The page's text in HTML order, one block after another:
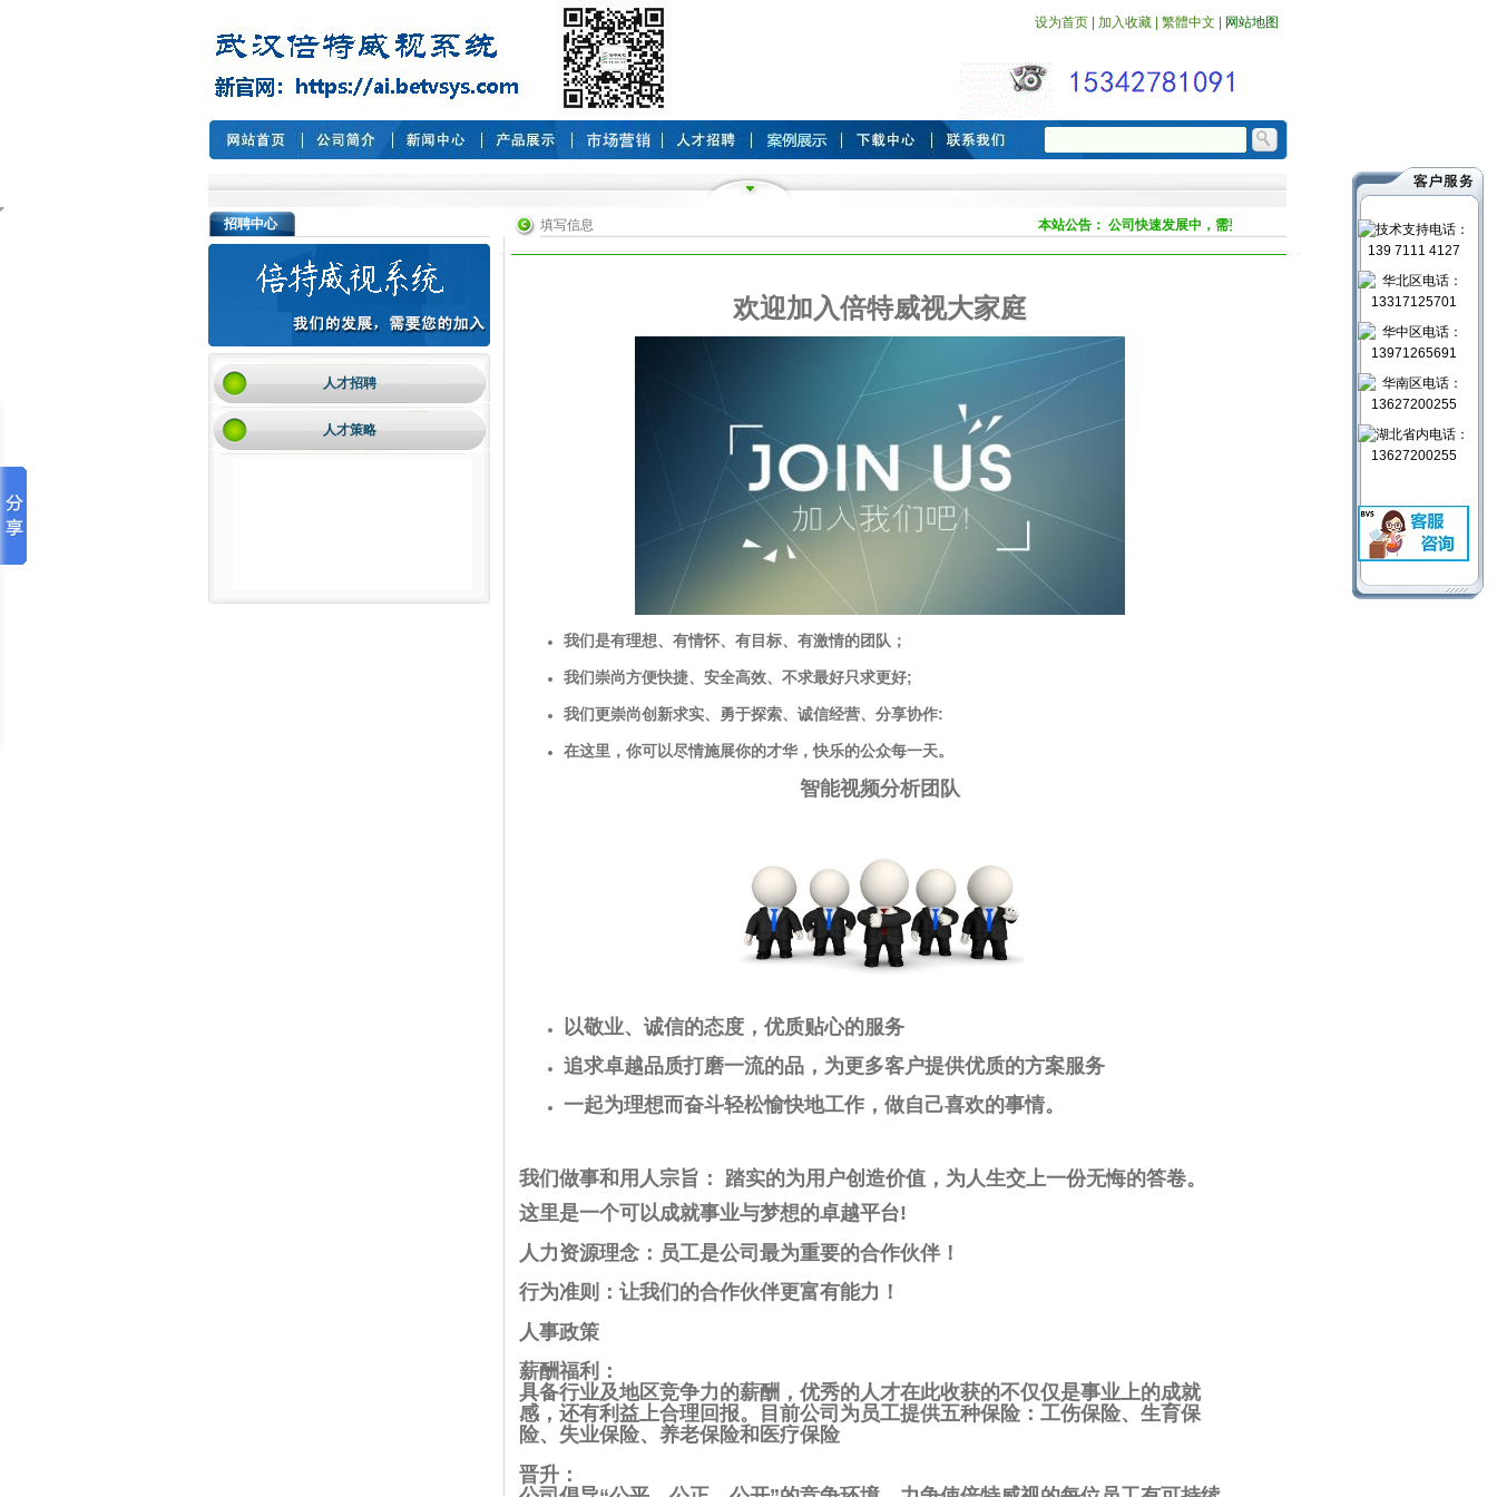
设为首页 加入收藏 繁體中文 网站地图
招聘中心
人才招聘
人才策略
填写信息 本站公告： 公司快速发展中，需要有志有能力有成功梦想的年青人，加盟等你
欢迎加入倍特威视大家庭
我们是有理想、有情怀、有目标、有激情的团队；
我们崇尚方便快捷、安全高效、不求最好只求更好;
我们更崇尚创新求实、勇于探索、诚信经营、分享协作:
在这里，你可以尽情施展你的才华，快乐的公众每一天。
智能视频分析团队
以敬业、诚信的态度，优质贴心的服务
追求卓越品质打磨一流的品，为更多客户提供优质的方案服务
一起为理想而奋斗轻松愉快地工作，做自己喜欢的事情。
我们做事和用人宗旨： 踏实的为用户创造价值，为人生交上一份无悔的答卷。
这里是一个可以成就事业与梦想的卓越平台!
人力资源理念：员工是公司最为重要的合作伙伴！
行为准则：让我们的合作伙伴更富有能力！
人事政策
薪酬福利：
具备行业及地区竞争力的薪酬，优秀的人才在此收获的不仅仅是事业上的成就
感，还有利益上合理回报。目前公司为员工提供五种保险：工伤保险、生育保
险、失业保险、养老保险和医疗保险
晋升：